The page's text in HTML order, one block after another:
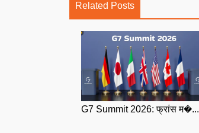
Related Posts
G7 Summit 2026: फ्रांस म�...